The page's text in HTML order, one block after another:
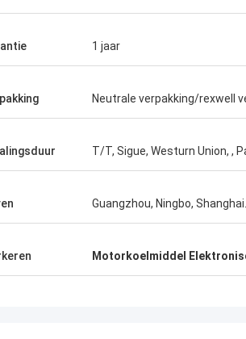
1 jaar
Neutrale verpakking/rexwell
T/T, Sigue, Westurn Union, ,
Guangzhou, Ningbo, Shanghai.
Motorkoelmiddel